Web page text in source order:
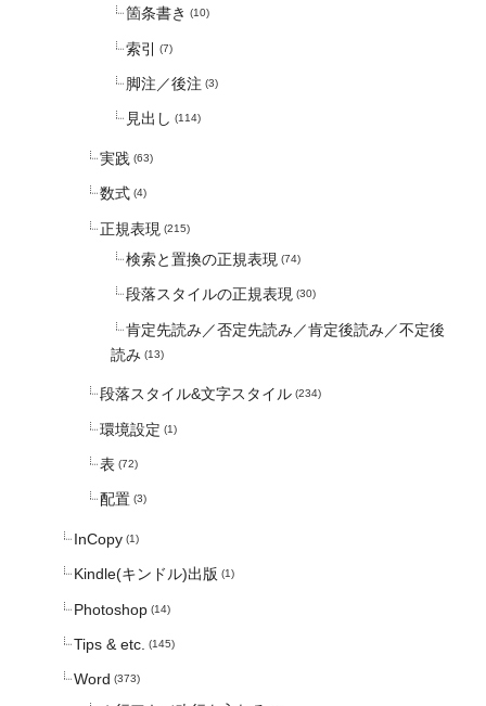
箇条書き (10)
索引 (7)
脚注／後注 (3)
見出し (114)
実践 (63)
数式 (4)
正規表現 (215)
検索と置換の正規表現 (74)
段落スタイルの正規表現 (30)
肯定先読み／否定先読み／肯定後読み／不定後
読み (13)
段落スタイル&文字スタイル (234)
環境設定 (1)
表 (72)
配置 (3)
InCopy (1)
Kindle(キンドル)出版 (1)
Photoshop (14)
Tips & etc. (145)
Word (373)